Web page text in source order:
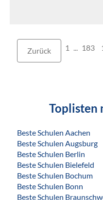
Zurück 1 ... 183
Toplisten
Beste Schulen Aachen
Beste Schulen Augsburg
Beste Schulen Berlin
Beste Schulen Bielefeld
Beste Schulen Bochum
Beste Schulen Bonn
Beste Schulen